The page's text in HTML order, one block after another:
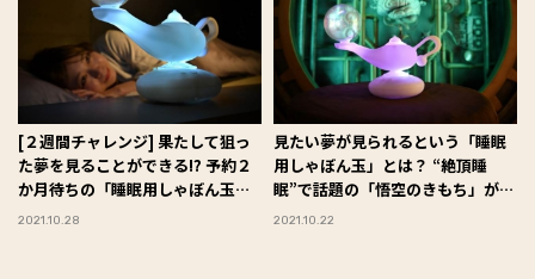
[２週間チャレンジ] 果たして狙っ
た夢を見ることができる⁉ 予約２
か月待ちの「睡眠用しゃぼん玉」
を体験してみた！
2021.10.28
見たい夢が見られるという「睡眠
用しゃぼん玉」とは？ “絶頂睡
眠”で話題の「悟空のきもち」が放
つ、ユニークな新商品を徹底調
2021.10.22